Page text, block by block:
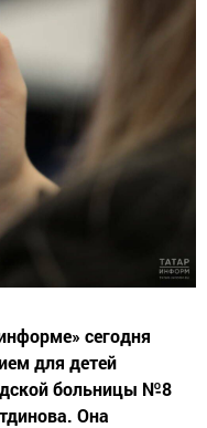
сегодня
для детей
больницы №8
Она